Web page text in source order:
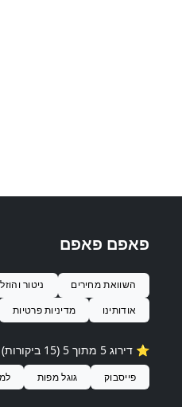
פאפם פאפם
השוואת מחירים ניטור
אודותינו
מדיניות פרטיות
⭐️ דירוג 5 מתוך 5 (15 ביקורות)
פייסבוק גוגל מפות